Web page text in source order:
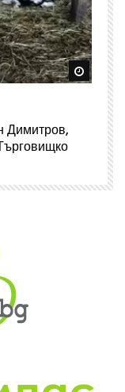
Watch
Димитров,